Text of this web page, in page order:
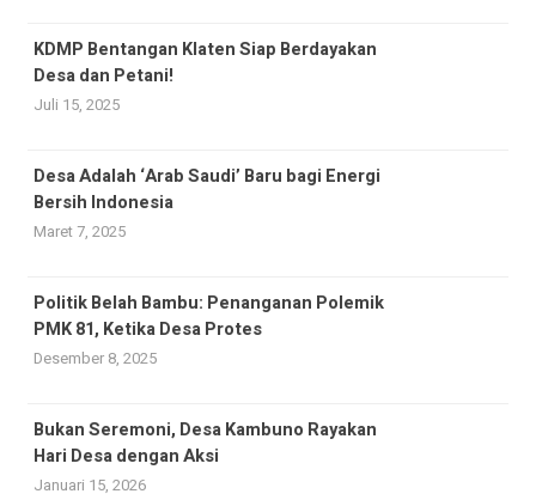
KDMP Bentangan Klaten Siap Berdayakan
Desa dan Petani!
Juli 15, 2025
Desa Adalah ‘Arab Saudi’ Baru bagi Energi
Bersih Indonesia
Maret 7, 2025
Politik Belah Bambu: Penanganan Polemik
PMK 81, Ketika Desa Protes
Desember 8, 2025
Bukan Seremoni, Desa Kambuno Rayakan
Hari Desa dengan Aksi
Januari 15, 2026